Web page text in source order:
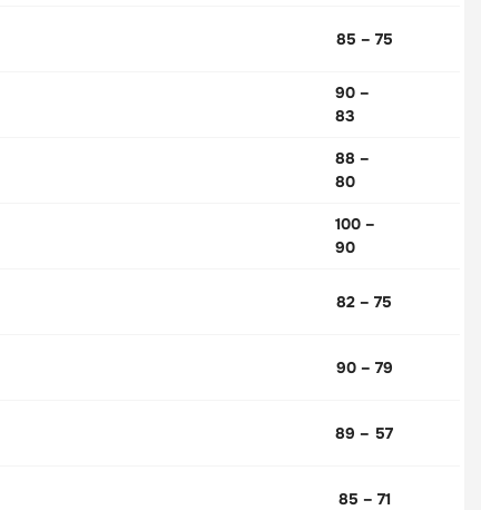
85 – 75
90 –
83
88 –
80
100 –
90
82 – 75
90 – 79
89 – 57
85 – 71